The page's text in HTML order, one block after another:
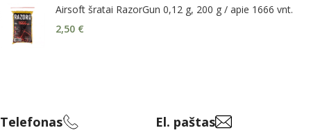
Airsoft šratai RazorGun 0,12 g, 200 g / apie 1666 vnt.
2,50 €
Telefonas El. paštas